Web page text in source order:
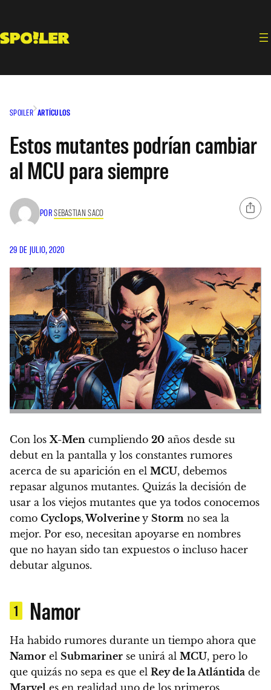
contenido
SPOILER ARTÍCULOS
Estos mutantes podrían cambiar
al MCU para siempre
PORSEBASTIAN SACO
29 DE JULIO, 2020
Con los X-Men cumpliendo 20 años desde su
debut en la pantalla y los constantes rumores
acerca de su aparición en el MCU, debemos
repasar algunos mutantes. Quizás la decisión de
usar a los viejos mutantes que ya todos conocemos
como Cyclops,Wolverine y Storm no sea la
mejor. Por eso, necesitan apoyarse en nombres
que no hayan sido tan expuestos o incluso hacer
debutar algunos.
1 Namor
Ha habido rumores durante un tiempo ahora que
Namor el Submariner se unirá al MCU, pero lo
que quizás no sepa es que el Rey de la Atlántida de
Marvel es en realidad uno de los primeros